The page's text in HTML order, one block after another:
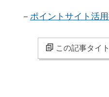
－ ポイントサイト活
この記事タイ